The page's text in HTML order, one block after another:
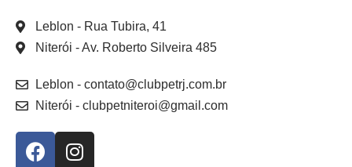
Leblon - Rua Tubira, 41
Niterói - Av. Roberto Silveira 485
Leblon - contato@clubpetrj.com.br
Niterói - clubpetniteroi@gmail.com